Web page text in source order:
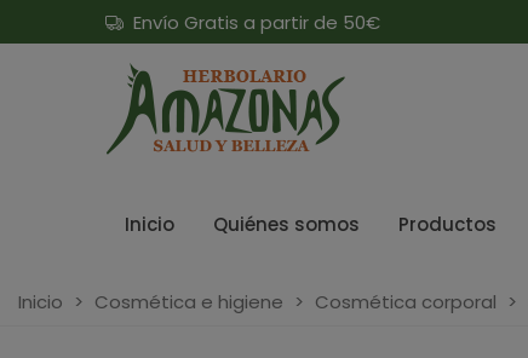
Envío Gratis a partir de 50€
Inicio Quiénes somos Productos
Inicio > Cosmética e higiene > Cosmética corporal >